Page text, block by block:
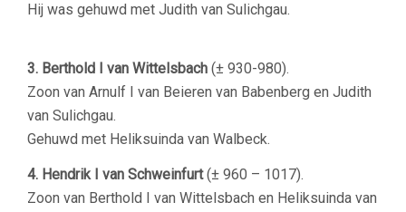
Hij was gehuwd met Judith van Sulichgau.
3. Berthold I van Wittelsbach (± 930-980).
Zoon van Arnulf I van Beieren van Babenberg en Judith
van Sulichgau.
Gehuwd met Heliksuinda van Walbeck.
4. Hendrik I van Schweinfurt(± 960 – 1017).
Zoon van Berthold I van Wittelsbach en Heliksuinda van